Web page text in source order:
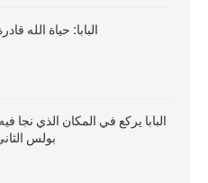
البابا: حياة الله
البابا يركع في المكان الذي نجا
بولس